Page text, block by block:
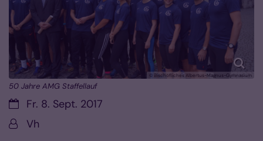
© Bischöfliches Albertus-Magnus-Gymnasium
50 Jahre AMG Staffellauf
Datum:Fr. 8. Sept. 2017
Von:Vh